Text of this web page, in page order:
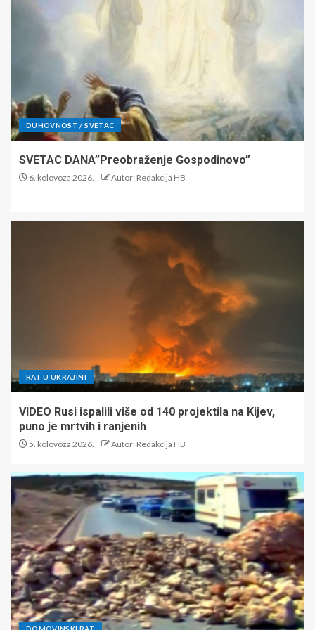
DUHOVNOST / SVETAC
SVETAC DANA”Preobraženje Gospodinovo”
6. kolovoza 2026. Autor: Redakcija HB
RAT U UKRAJINI
VIDEO Rusi ispalili više od 140 projektila na Kijev,
puno je mrtvih i ranjenih
5. kolovoza 2026. Autor: Redakcija HB